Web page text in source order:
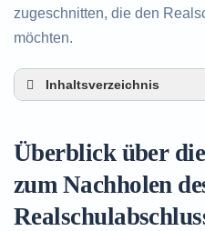
zugeschnitten, die den
möchten.
Inhaltsverzeichnis
Alternativen zum
Überblick über
zum Nachholen